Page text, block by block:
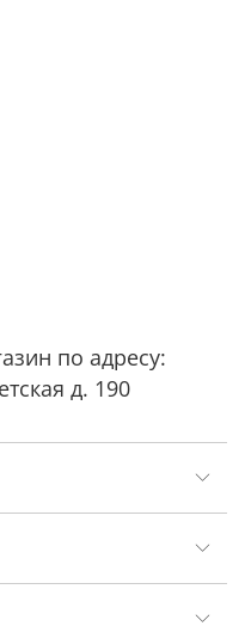
по адресу:
д. 190